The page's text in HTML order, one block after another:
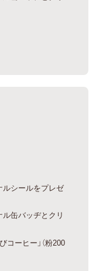
シールをプレゼ
缶バッヂとクリ
コーヒー」（粉200